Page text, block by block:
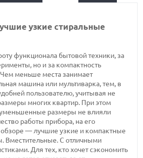
узкие стиральные
функционала бытовой техники, за
но и за компактность
меньше места занимает
машина или мультиварка, тем, в
пользователю, учитывая не
многих квартир. При этом
размеры не влияли
работы прибора, на его
— лучшие узкие и компактные
Вместительные. С отличными
Для тех, кто хочет сэкономить